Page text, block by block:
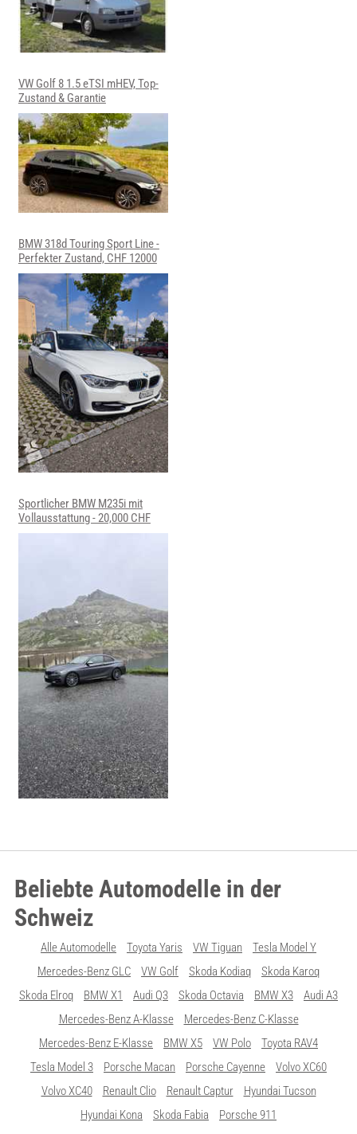
VW Golf 8 1.5 eTSI mHEV, Top-
Zustand & Garantie
BMW 318d Touring Sport Line -
Perfekter Zustand, CHF 12000
Sportlicher BMW M235i mit
Vollausstattung - 20,000 CHF
Beliebte Automodelle in der
Schweiz
Alle Automodelle Toyota Yaris VW Tiguan
Tesla Model Y
Mercedes-Benz GLC
VW Golf Skoda Kodiaq
Skoda Karoq
Skoda Elroq
BMW X1 Audi Q3 Skoda Octavia BMW X3
Audi A3
Mercedes-Benz A-Klasse
Mercedes-Benz C-Klasse
Mercedes-Benz E-Klasse
BMW X5 VW Polo
Toyota RAV4
Tesla Model 3
Porsche Macan Porsche Cayenne
Volvo XC60
Volvo XC40
Renault Clio Renault Captur
Hyundai Tucson
Hyundai Kona
Skoda Fabia Porsche 911